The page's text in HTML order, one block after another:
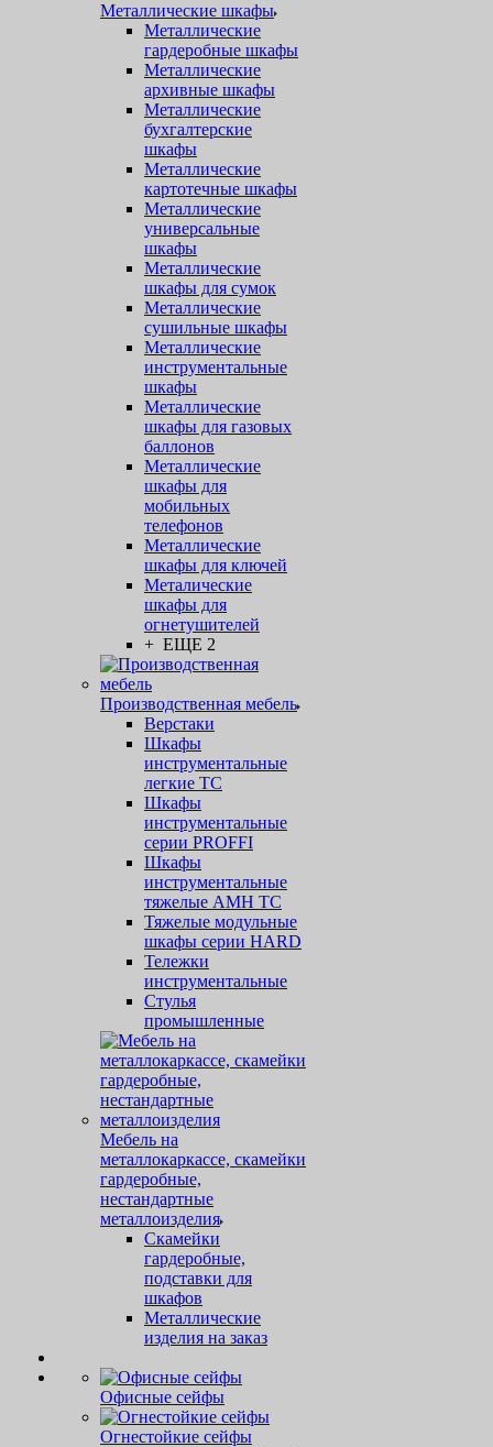
Металлические шкафы
Металлические
гардеробные шкафы
Металлические
архивные шкафы
Металлические
бухгалтерские
шкафы
Металлические
картотечные шкафы
Металлические
универсальные
шкафы
Металлические
шкафы для сумок
Металлические
сушильные шкафы
Металлические
инструментальные
шкафы
Металлические
шкафы для газовых
баллонов
Металлические
шкафы для
мобильных
телефонов
Металлические
шкафы для ключей
Металические
шкафы для
огнетушителей
+ ЕЩЕ 2
Производственная мебель
Верстаки
Шкафы
инструментальные
легкие ТС
Шкафы
инструментальные
серии PROFFI
Шкафы
инструментальные
тяжелые AMH TC
Тяжелые модульные
шкафы серии HARD
Тележки
инструментальные
Стулья
промышленные
Мебель на
металлокаркассе, скамейки
гардеробные,
нестандартные
металлоизделия
Скамейки
гардеробные,
подставки для
шкафов
Металлические
изделия на заказ
Офисные сейфы
Огнестойкие сейфы